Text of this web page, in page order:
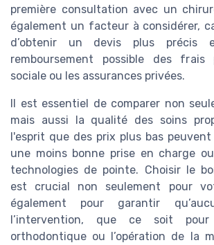
première consultation avec un
également un facteur à considérer,
d’obtenir un devis plus précis
remboursement possible des
sociale ou les assurances privées.
Il est essentiel de comparer non
mais aussi la qualité des soins
l'esprit que des prix plus bas
une moins bonne prise en charge
technologies de pointe. Choisir le
est crucial non seulement pour
également pour garantir
l’intervention, que ce soit
orthodontique ou l’opération de la